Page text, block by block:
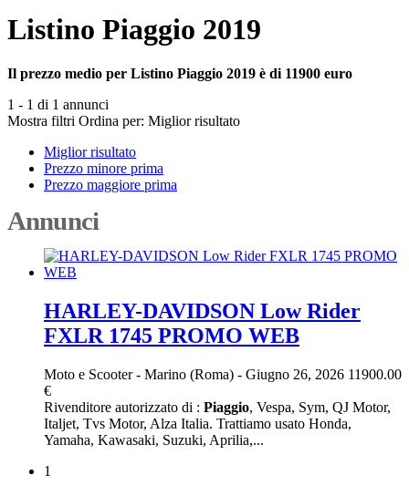
Listino Piaggio 2019
Il prezzo medio per Listino Piaggio 2019 è di 11900 euro
1 - 1 di 1 annunci
Mostra filtri Ordina per: Miglior risultato
Miglior risultato
Prezzo minore prima
Prezzo maggiore prima
Annunci
HARLEY-DAVIDSON Low Rider
FXLR 1745 PROMO WEB
Moto e Scooter- Marino (Roma) - Giugno 26, 2026 11900.00
€
Rivenditore autorizzato di : Piaggio, Vespa, Sym, QJ Motor,
Italjet, Tvs Motor, Alza Italia. Trattiamo usato Honda,
Yamaha, Kawasaki, Suzuki, Aprilia,...
1